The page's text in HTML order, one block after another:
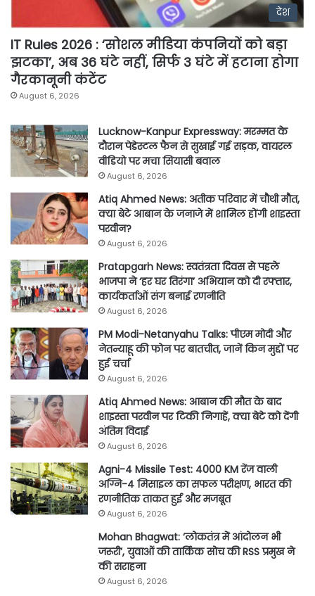
देश
IT Rules 2026 : ‘सोशल मीडिया कंपनियों को बड़ा
झटका’, अब 36 घंटे नहीं, सिर्फ 3 घंटे में हटाना होगा
गैरकानूनी कंटेंट
August 6, 2026
Lucknow-Kanpur Expressway: मरम्मत के
दौरान पेडेस्टल फैन से सुखाई गई सड़क, वायरल
वीडियो पर मचा सियासी बवाल
August 6, 2026
Atiq Ahmed News: अतीक परिवार में चौथी मौत,
क्या बेटे आबान के जनाजे में शामिल होंगी शाइस्ता
परवीन?
August 6, 2026
Pratapgarh News: स्वतंत्रता दिवस से पहले
भाजपा ने ‘हर घर तिरंगा’ अभियान को दी रफ्तार,
कार्यकर्ताओं संग बनाई रणनीति
August 6, 2026
PM Modi-Netanyahu Talks: पीएम मोदी और
नेतन्याहू की फोन पर बातचीत, जानें किन मुद्दों पर
हुई चर्चा
August 6, 2026
Atiq Ahmed News: आबान की मौत के बाद
शाइस्ता परवीन पर टिकी निगाहें, क्या बेटे को देंगी
अंतिम विदाई
August 6, 2026
Agni-4 Missile Test: 4000 KM रेंज वाली
अग्नि-4 मिसाइल का सफल परीक्षण, भारत की
रणनीतिक ताकत हुई और मजबूत
August 6, 2026
Mohan Bhagwat: ‘लोकतंत्र में आंदोलन भी
जरूरी’, युवाओं की तार्किक सोच की RSS प्रमुख ने
की सराहना
August 6, 2026